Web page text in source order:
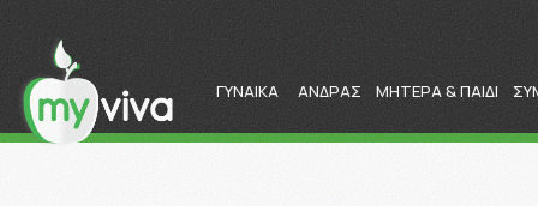
ΓΥΝΑΙΚΑ ΑΝΔΡΑΣ ΜΗΤΕΡΑ & ΠΑΙΔΙ